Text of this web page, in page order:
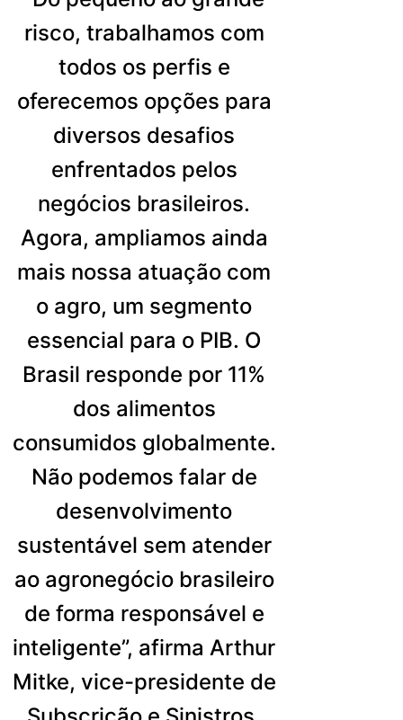
risco, trabalhamos com
todos os perfis e
oferecemos opções para
diversos desafios
enfrentados pelos
negócios brasileiros.
Agora, ampliamos ainda
mais nossa atuação com
o agro, um segmento
essencial para o PIB. O
Brasil responde por 11%
dos alimentos
consumidos globalmente.
Não podemos falar de
desenvolvimento
sustentável sem atender
ao agronegócio brasileiro
de forma responsável e
inteligente”, afirma Arthur
Mitke, vice-presidente de